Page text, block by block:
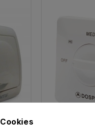
Cookies